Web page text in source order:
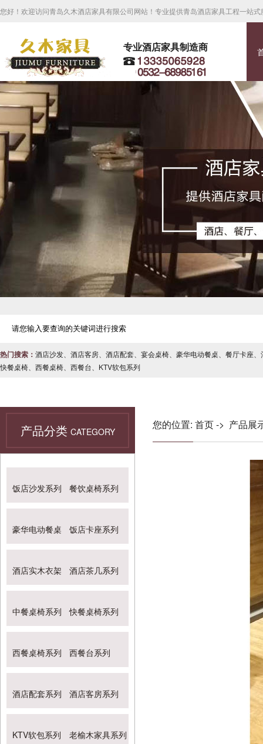
您好！欢迎访问青岛久木酒店家具有限公司网站！专业提供青岛酒店家具工程一站式
专业酒店家具制造商
热门搜索： 酒店沙发 酒店客房 酒店配套 宴会桌椅 豪华电动餐桌 餐厅卡座
快餐桌椅
西餐桌椅 西餐台 KTV软包系列
产品分类 CATEGORY
饭店沙发系列 餐饮桌椅系列
豪华电动餐桌 饭店卡座系列
酒店实木衣架 酒店茶几系列
中餐桌椅系列 快餐桌椅系列
西餐桌椅系列 西餐台系列
酒店配套系列 酒店客房系列
KTV软包系列 老榆木家具系列
您的位置: 首页-> 产品展